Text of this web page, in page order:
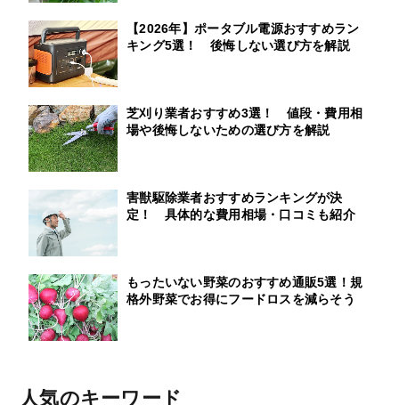
【2026年】ポータブル電源おすすめラン
キング5選！ 後悔しない選び方を解説
芝刈り業者おすすめ3選！ 値段・費用相
場や後悔しないための選び方を解説
害獣駆除業者おすすめランキングが決
定！ 具体的な費用相場・口コミも紹介
もったいない野菜のおすすめ通販5選！規
格外野菜でお得にフードロスを減らそう
人気のキーワード